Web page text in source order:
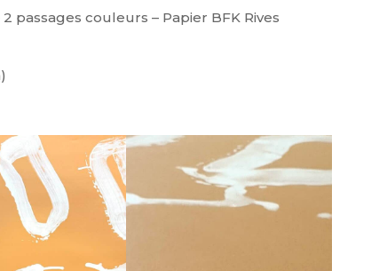
passages couleurs – Papier BFK Rives